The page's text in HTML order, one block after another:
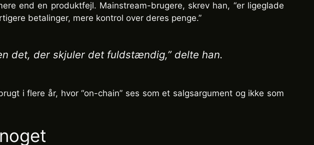
end en produktfejl. Mainstream-brugere, skrev han, “er ligeglade
betalinger, mere kontrol over deres penge.”
det, der skjuler det fuldstændig,” delte han.
i flere år, hvor “on-chain” ses som et salgsargument og ikke som